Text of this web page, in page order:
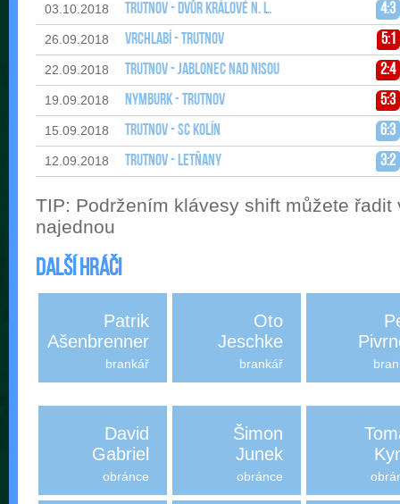
03.10.2018 Trutnov - Dvůr Králové n. L. 4:3
26.09.2018 Vrchlabí - Trutnov 5:1
22.09.2018 Trutnov - Jablonec nad Nisou 2:4
19.09.2018 Nymburk - Trutnov 5:3
15.09.2018 Trutnov - SC Kolín 6:3
12.09.2018 Trutnov - Letňany 3:2
TIP: Podržením klávesy shift můžete řadit
najednou
Další hráči
Patrik
Ašenbrenner
brankář
Oto
Jeschke
brankář
David
Gabriel
obránce
Šimon
Junek
obránce